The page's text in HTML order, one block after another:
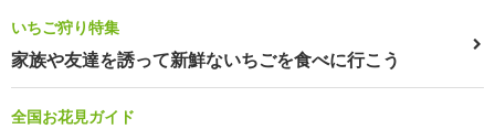
いちご狩り特集
家族や友達を誘って新鮮ないちごを食べに行こう
全国お花見ガイド